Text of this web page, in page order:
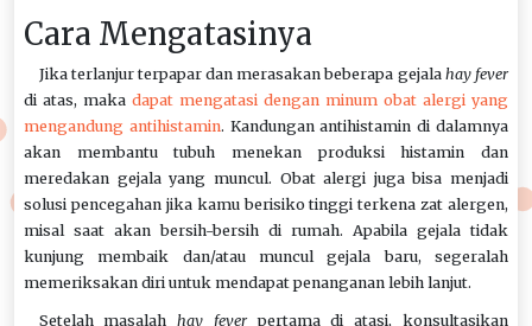
Cara Mengatasinya
Jika terlanjur terpapar dan merasakan beberapa gejala hay fever
di atas, maka dapat mengatasi dengan minum obat alergi yang
mengandung antihistamin. Kandungan antihistamin di dalamnya
akan membantu tubuh menekan produksi histamin dan
meredakan gejala yang muncul. Obat alergi juga bisa menjadi
solusi pencegahan jika kamu berisiko tinggi terkena zat alergen,
misal saat akan bersih-bersih di rumah. Apabila gejala tidak
kunjung membaik dan/atau muncul gejala baru, segeralah
memeriksakan diri untuk mendapat penanganan lebih lanjut.
Setelah masalahhay feverpertama di atasi, konsultasikan